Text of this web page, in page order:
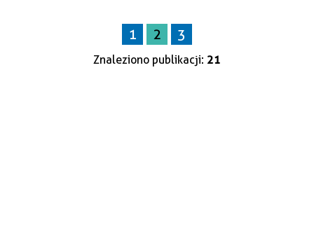
Kategoria
1 2 3
Znaleziono publikacji: 21